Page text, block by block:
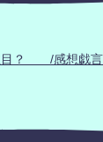
目？ /感想戯言